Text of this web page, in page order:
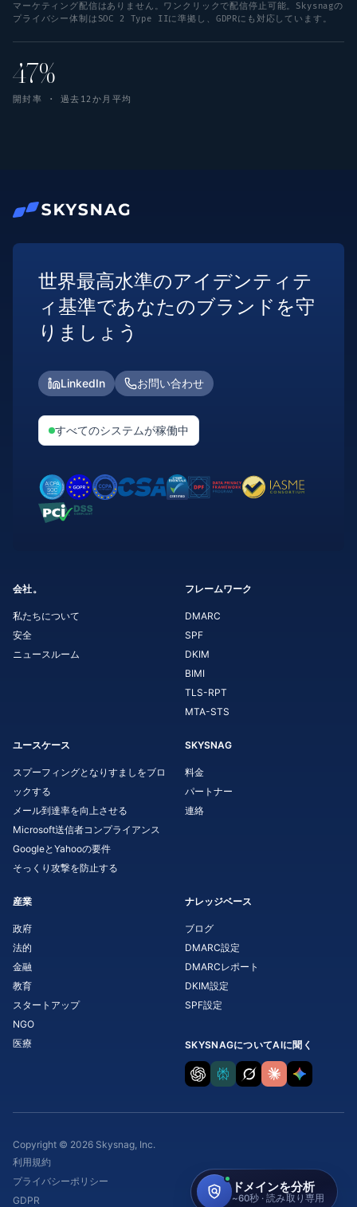
マーケティング配信はありません。ワンクリックで配信停止可能。Skysnagの
プライバシー体制はSOC 2 Type IIに準拠し、GDPRにも対応しています。
47%
開封率 · 過去12か月平均
世界最高水準のアイデンティテ
ィ基準であなたのブランドを守
りましょう
LinkedIn お問い合わせ
すべてのシステムが稼働中
会社。
私たちについて
安全
ニュースルーム
フレームワーク
DMARC
SPF
DKIM
BIMI
TLS-RPT
MTA-STS
ユースケース
スプーフィングとなりすましをブロ
ックする
メール到達率を向上させる
Microsoft送信者コンプライアンス
GoogleとYahooの要件
そっくり攻撃を防止する
SKYSNAG
料金
パートナー
連絡
産業
政府
法的
金融
教育
スタートアップ
NGO
医療
ナレッジベース
ブログ
DMARC設定
DMARCレポート
DKIM設定
SPF設定
SKYSNAGについてAIに聞く
Copyright © 2026 Skysnag, Inc.
利用規約
プライバシーポリシー
GDPR